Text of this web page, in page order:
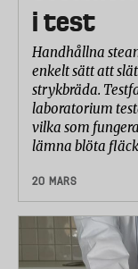
i test
Handhållna
enkelt sätt att
strykbräda.
laboratorium
vilka som
lämna blöta
20 MARS